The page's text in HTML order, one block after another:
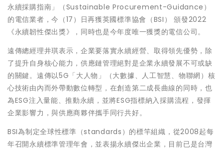
永續採購指南」（Sustainable Procurement-Guidance）
的電信業者，今（17）日再獲英國標準協會（BSI） 頒發2022
《永續韌性傑出獎》，同時也是今年度唯一獲獎的電信公司。
遠傳總經理井琪表示，企業要落實永續經營、取得領先優勢，除
了提升自身核心能力，供應鏈管理絕對是企業永續發展不可或缺
的關鍵。遠傳以5G「大人物」（大數據、人工智慧、物聯網）核
心技術由內而外帶動數位轉型，在創造第二成長曲線的同時，也
為ESG注入量能、推動永續，並將ESG指標納入採購流程，發揮
企業影響力，與供應商夥伴攜手同行共好。
BSI為制定全球性標準（standards）的標竿組織，從2008起每
年召開永續標準管理年會，並表揚永續傑出企業，目前已是台灣